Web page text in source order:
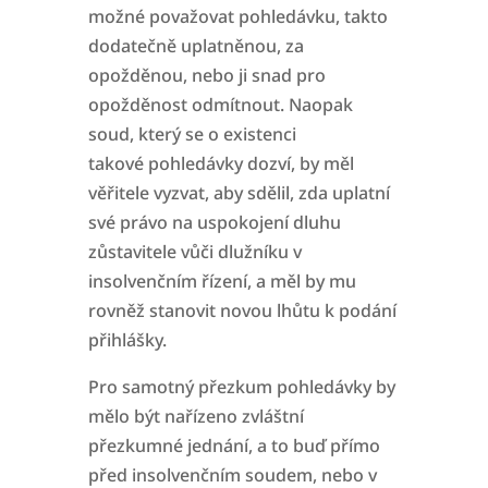
možné považovat pohledávku, takto
dodatečně uplatněnou, za
opožděnou, nebo ji snad pro
opožděnost odmítnout. Naopak
soud, který se o existenci
takové pohledávky dozví, by měl
věřitele vyzvat, aby sdělil, zda uplatní
své právo na uspokojení dluhu
zůstavitele vůči dlužníku v
insolvenčním řízení, a měl by mu
rovněž stanovit novou lhůtu k podání
přihlášky.
Pro samotný přezkum pohledávky by
mělo být nařízeno zvláštní
přezkumné jednání, a to buď přímo
před insolvenčním soudem, nebo v